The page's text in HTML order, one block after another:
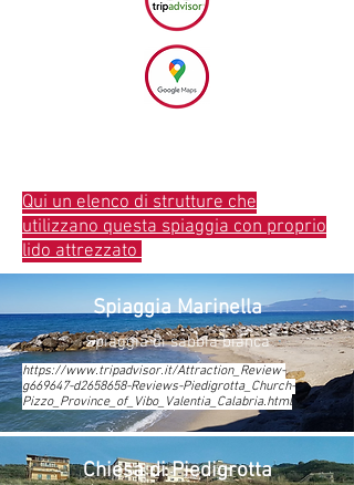
Qui un elenco di strutture che
utilizzano questa spiaggia con proprio
lido attrezzato
Spiaggia Marinella
Spiaggia di sabbia bianca
https://www.tripadvisor.it/Attraction_Review-
g669647-d2658658-Reviews-Piedigrotta_Church-
Pizzo_Province_of_Vibo_Valentia_Calabria.html
Chiesa di Piedigrotta